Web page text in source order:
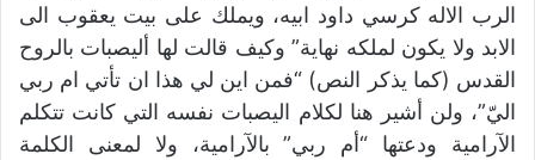
الرب الاله كرسي داود ابيه، ويملك على بيت يعقوب الى
الابد ولا يكون لملكه نهاية” وكيف قالت لها أليصبات بالروح
القدس (كما يذكر النص) “فمن اين لي هذا ان تأتي ام ربي
اليّ”، ولن أشير هنا لكلام اليصبات نفسه التي كانت تتكلم
الآرامية ودعتها “أم ربي” بالآرامية، ولا لمعنى الكلمة